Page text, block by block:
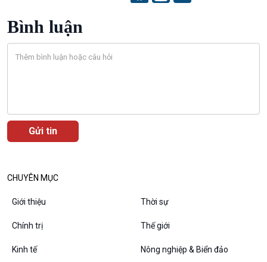
10 phút Sự kiện - Luận bàn
Bình luận
CHUYÊN MỤC
Giới thiệu Thời sự
Chính trị Thế giới
Kinh tế Nông nghiệp & Biển đảo